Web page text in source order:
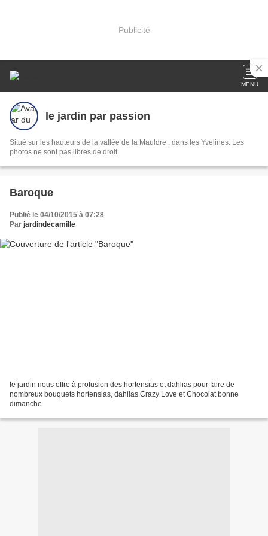
Publicité
MENU
le jardin par passion
Situé sur les hauteurs de la vallée de la Mauldre , dans les Yvelines. Les
photos ne sont pas libres de droit.
Baroque
Publié le 04/10/2015 à 07:28
Par jardindecamille
le jardin nous offre à profusion des hortensias et dahlias pour faire de
nombreux bouquets hortensias, dahlias Crazy Love et Chocolat bonne
dimanche